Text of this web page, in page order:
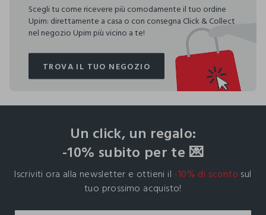
Scegli tu come ricevere più comodamente il tuo ordine
Upim: direttamente a casa o con consegna Click & Collect
nel negozio Upim più vicino a te!
TROVA IL TUO NEGOZIO
TROVA IL TUO NEGOZIO
Un click, un regalo:
-10% subito per te 💌
Iscriviti ora alla newsletter e ottieni il -10% di sconto sul
tuo prossimo acquisto!